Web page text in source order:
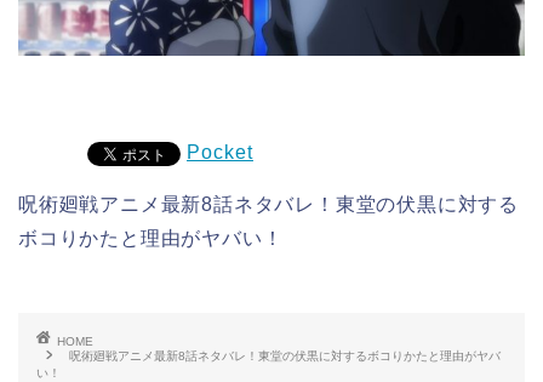
Pocket
呪術廻戦アニメ最新8話ネタバレ！東堂の伏黒に対する
ボコりかたと理由がヤバい！
HOME
呪術廻戦アニメ最新8話ネタバレ！東堂の伏黒に対するボコりかたと理由がヤバ
い！